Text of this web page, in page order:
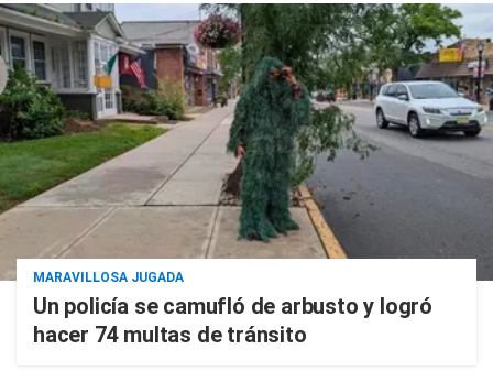
MARAVILLOSA JUGADA
Un policía se camufló de arbusto y logró
hacer 74 multas de tránsito